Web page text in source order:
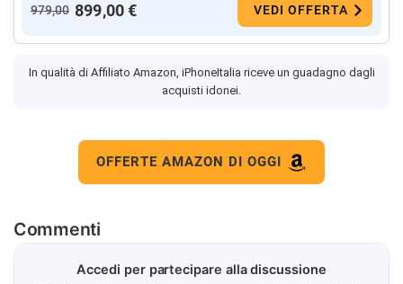
979,00 899,00 € VEDI OFFERTA
In qualità di Affiliato Amazon, iPhoneItalia riceve un guadagno dagli
acquisti idonei.
OFFERTE AMAZON DI OGGI
Commenti
Accedi per partecipare alla discussione